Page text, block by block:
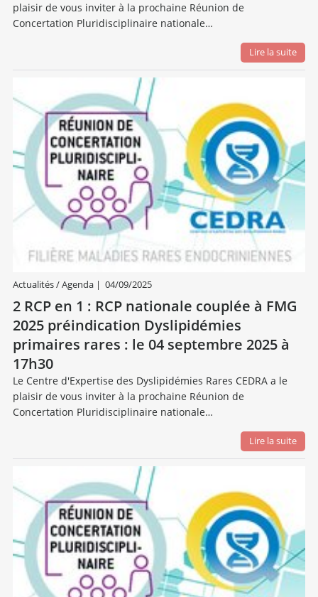
plaisir de vous inviter à la prochaine Réunion de
Concertation Pluridisciplinaire nationale…
Lire la suite
Actualités / Agenda| 04/09/2025
2 RCP en 1 : RCP nationale couplée à FMG
2025 préindication Dyslipidémies
primaires rares : le 04 septembre 2025 à
17h30
Le Centre d'Expertise des Dyslipidémies Rares CEDRA a le
plaisir de vous inviter à la prochaine Réunion de
Concertation Pluridisciplinaire nationale…
Lire la suite